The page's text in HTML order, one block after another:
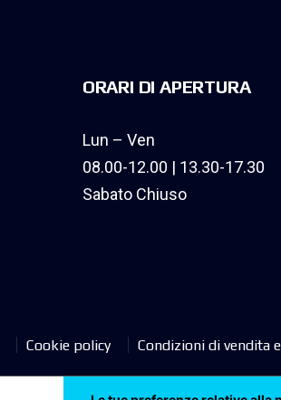
ORARI DI APERTURA
Lun – Ven
08.00-12.00 | 13.30-17.30
Sabato Chiuso
Cookie policy Condizioni di vendita